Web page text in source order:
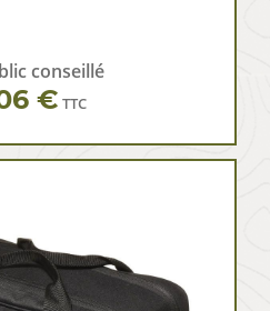
conseillé
€ TTC